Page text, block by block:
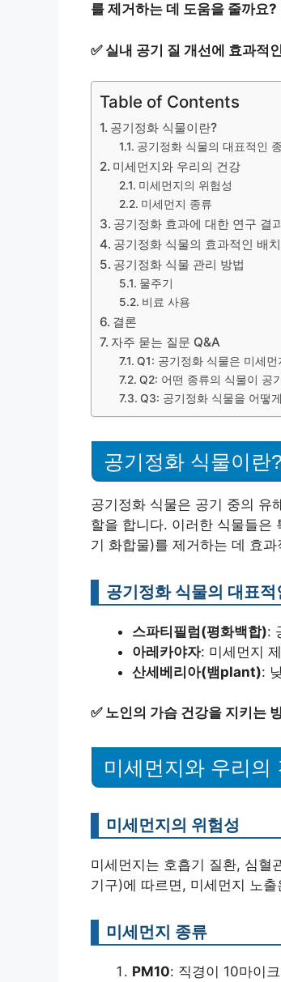
를 제거하는 데 도움을 줄까요?
✅ 실내 공기 질 개선에 효과적
Table of Contents
공기정화 식물이란?
공기정화 식물의 대표적인
미세먼지와 우리의 건강
미세먼지의 위험성
미세먼지 종류
공기정화 효과에 대한 연구 결
공기정화 식물의 효과적인 배
공기정화 식물 관리 방법
물주기
비료 사용
결론
자주 묻는 질문 Q&A
Q1: 공기정화 식물은 미세
Q2: 어떤 종류의 식물이 공
Q3: 공기정화 식물을 어떻
공기정화 식물이란?
공기정화 식물은 공기 중의 유
할을 합니다. 이러한 식물들은
기 화합물)를 제거하는 데 효과
공기정화 식물의 대표적
스파티필럼(평화백합):
아레카야자: 미세먼지
산세베리아(뱀plant):
✅ 노인의 가슴 건강을 지키는
미세먼지와 우리의
미세먼지의 위험성
미세먼지는 호흡기 질환, 심혈
기구)에 따르면, 미세먼지 노
미세먼지 종류
PM10: 직경이 10마이